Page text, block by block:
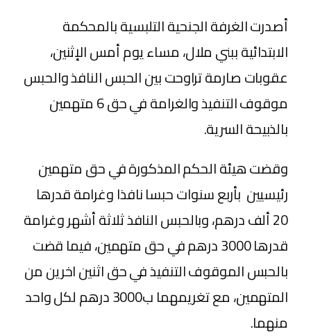
أصدرت الغرفة الجنحية التلبسية بالمحكمة
الابتدائية ببني ملال، مساء يوم أمس الإثنين،
عقوبات صارمة تراوحت بين الحبس النافذ والحبس
موقوف التنفيذ والغرامة في حق 6 متهمين
بالذبيحة السرية.
وقضت هيئة الحكم المذكورة في حق متهمين
رئيسيين بأربع سنوات حبسا نافذا وغرامة قدرها
20 ألف درهم، وبالحبس النافذ ثلاثة أشهر وغرامة
قدرها 3000 درهم في حق متهمين، فيما قضت
بالحبس الموقوف التنفيذ في حق اثنين اخرين من
المتهمين، مع تغريمهما ب3000 درهم لكل واحد
منهما.